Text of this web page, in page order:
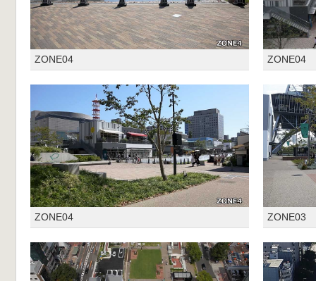
ZONE04 ZONE04
ZONE04 ZONE03